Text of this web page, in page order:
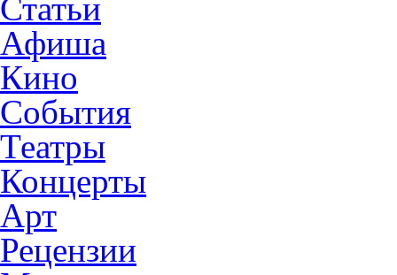
Статьи
Афиша
Кино
События
Театры
Концерты
Арт
Рецензии